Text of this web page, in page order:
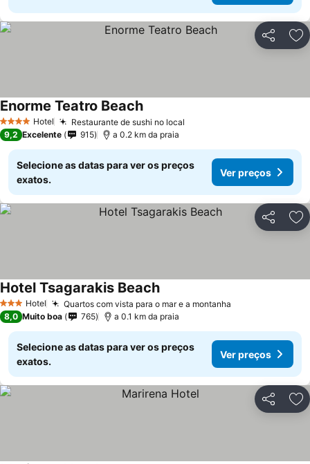
Partilhar
4 EstrelasHotel Restaurante de sushi no local
Enorme Teatro Beach
9,2 Excelente 915 a 0.2 km da praia
Selecione as datas para ver os preços
exatos.
Ver preços
Partilhar
3 EstrelasHotel Quartos com vista para o mar e a montanha
Hotel Tsagarakis Beach
8,0 Muito boa 765 a 0.1 km da praia
Selecione as datas para ver os preços
exatos.
Ver preços
Partilhar